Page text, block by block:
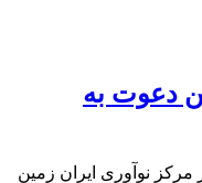
دعوت به
مرکز نوآوری ایران زمین